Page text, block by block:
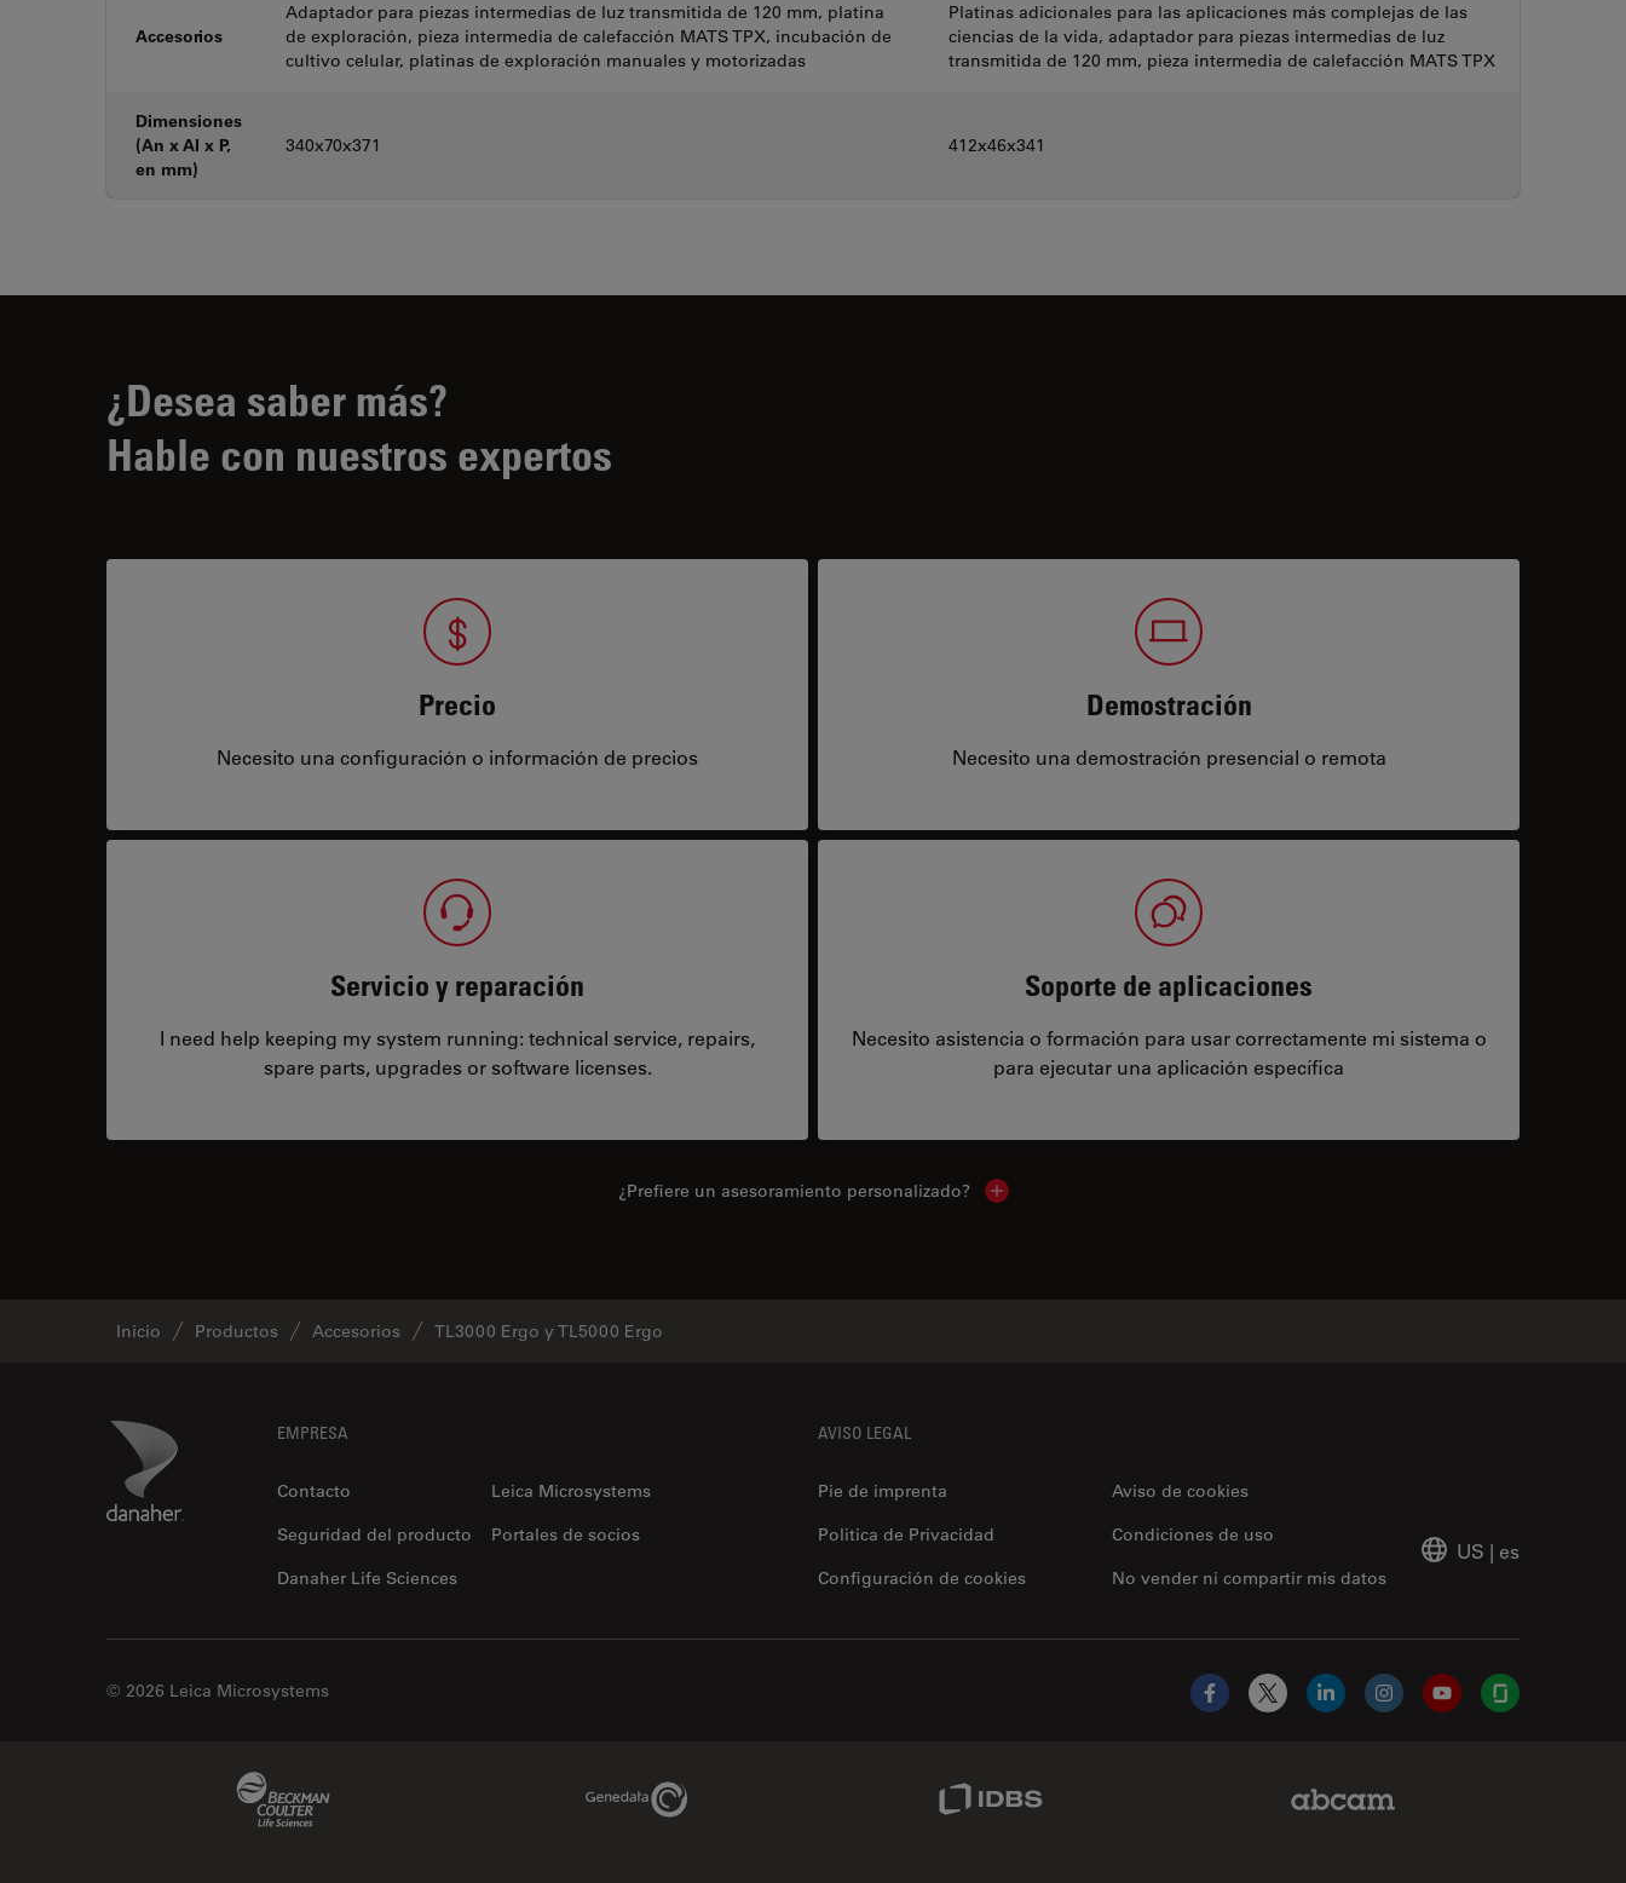
Accesorios
Adaptador para piezas intermedias de luz transmitida de 120 mm, platina
de exploración, pieza intermedia de calefacción MATS TPX, incubación de
cultivo celular, platinas de exploración manuales y motorizadas
Platinas adicionales para las aplicaciones más complejas de las
ciencias de la vida, adaptador para piezas intermedias de luz
transmitida de 120 mm, pieza intermedia de calefacción MATS TPX
Dimensiones
(An x Al x P,
en mm)
340x70x371 412x46x341
¿Desea saber más?
Hable con nuestros expertos
Precio
Necesito una configuración o información de precios
Demostración
Necesito una demostración presencial o remota
Servicio y reparación
I need help keeping my system running: technical service, repairs,
spare parts, upgrades or software licenses.
Soporte de aplicaciones
Necesito asistencia o formación para usar correctamente mi sistema o
para ejecutar una aplicación específica
¿Prefiere un asesoramiento personalizado? Show local contacts
Inicio Productos Accesorios TL3000 Ergo y TL5000 Ergo
Danaher Logo EMPRESA
Contacto
Leica Microsystems
Seguridad del producto
Portales de socios
Danaher Life Sciences
AVISO LEGAL
Pie de imprenta
Aviso de cookies
Politica de Privacidad
No vender ni compartir mis datos
Condiciones de uso
Configuración de cookies
US | es
© 2026 Leica Microsystems
Facebook
X LinkedInInstagramYouTubeGlassdoor
Genedata Link